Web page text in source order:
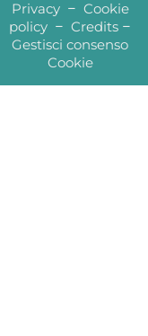
Privacy– Cookie
policy –Credits –
Gestisci consenso
Cookie